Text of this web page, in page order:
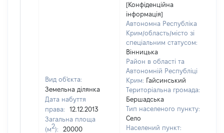
Вид об'єкта:
Земельна ділянка
Дата набуття
права:
12.12.2013
Загальна площа
(м2):
20000
[Конфіденційна
інформація]
Автономна Республіка
Крим/область/місто зі
спеціальним статусом:
Вінницька
Район в області та
Автономній Республіці
Крим: Гайсинський
Територіальна громада:
Бершадська
Тип населеного пункту:
Село
Населений пункт: